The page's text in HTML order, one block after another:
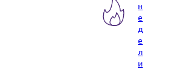
н
е
д
е
л
и